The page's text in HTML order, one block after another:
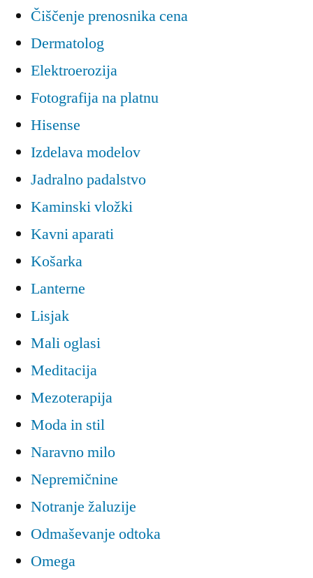
Čiščenje prenosnika cena
Dermatolog
Elektroerozija
Fotografija na platnu
Hisense
Izdelava modelov
Jadralno padalstvo
Kaminski vložki
Kavni aparati
Košarka
Lanterne
Lisjak
Mali oglasi
Meditacija
Mezoterapija
Moda in stil
Naravno milo
Nepremičnine
Notranje žaluzije
Odmaševanje odtoka
Omega